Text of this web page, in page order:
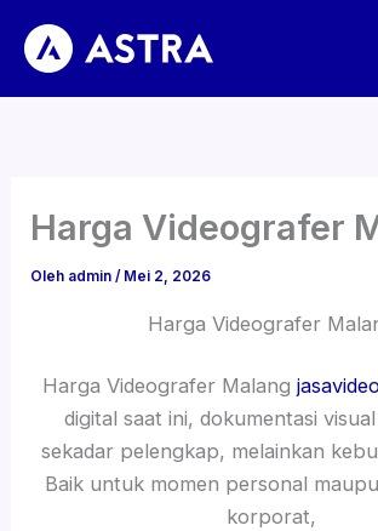
konten
Harga Videografer
Oleh admin/ Mei 2, 2026
Harga Videografer
Harga Videografer Malang
digital saat ini, dokumentasi
sekadar pelengkap, melainkan
Baik untuk momen personal
korporat,